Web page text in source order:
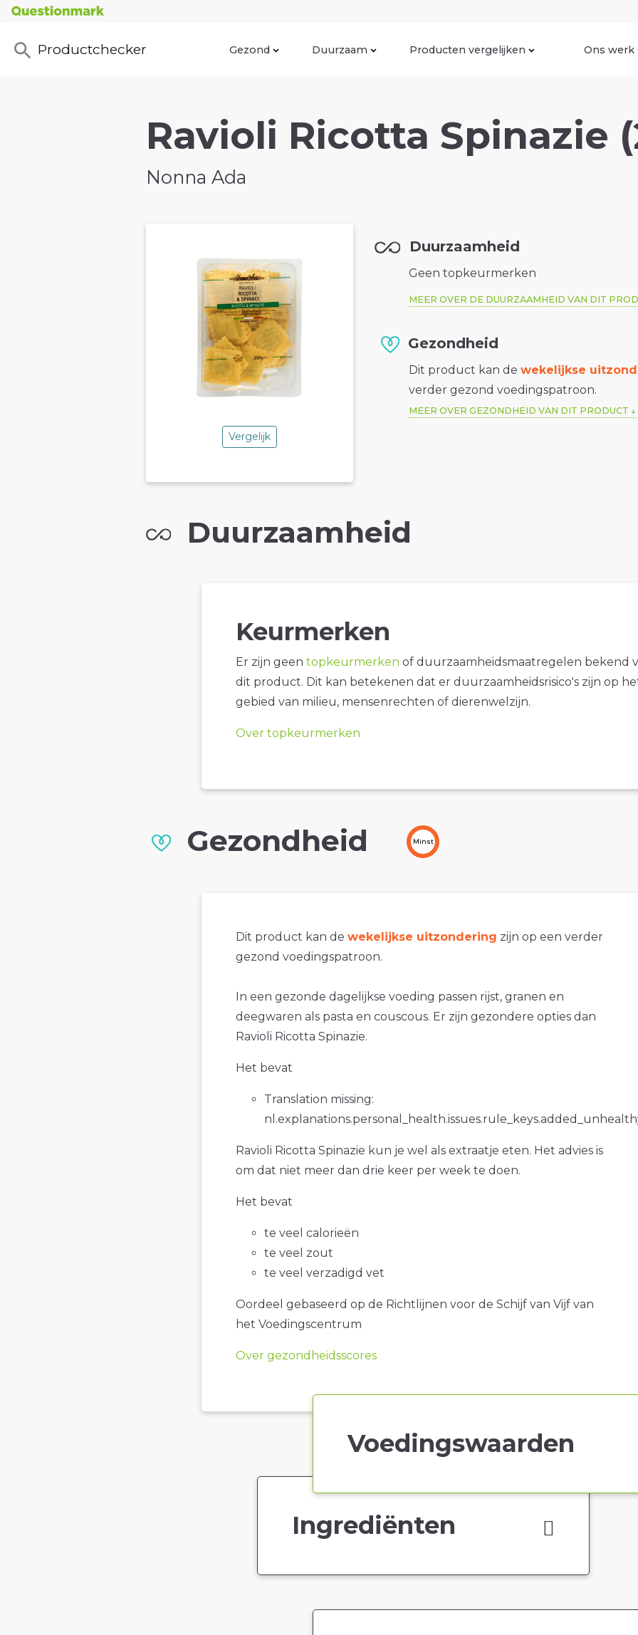
Productchecker Gezond Duurzaam Producten vergelijken Ons werk
Ravioli Ricotta Spinazie
Nonna Ada
Vergelijk
Duurzaamheid
Geen topkeurmerken
MEER OVER DE DUURZAAMHEID VAN DIT
Gezondheid
Dit product kan dewekelijkse
verder gezond voedingspatroon.
MEER OVER GEZONDHEID VAN DIT PRODUCT
Duurzaamheid
Keurmerken
Er zijn geen topkeurmerken of duurzaamheidsmaatregelen bekend
dit product. Dit kan betekenen dat er duurzaamheidsrisico's zijn op
gebied van milieu, mensenrechten of dierenwelzijn.
Over topkeurmerken
Gezondheid Minst
Dit product kan de wekelijkse uitzondering zijn op een verder
gezond voedingspatroon.
In een gezonde dagelijkse voeding passen rijst, granen en
deegwaren als pasta en couscous. Er zijn gezondere opties dan
Ravioli Ricotta Spinazie.
Het bevat
Translation missing:
Ravioli Ricotta Spinazie kun je wel als extraatje eten. Het advies is
om dat niet meer dan drie keer per week te doen.
Het bevat
te veel calorieën
te veel zout
te veel verzadigd vet
Oordeel gebaseerd op de Richtlijnen voor de Schijf van Vijf van
het Voedingscentrum
Over gezondheidsscores
Voedingswaarden
Ingrediënten